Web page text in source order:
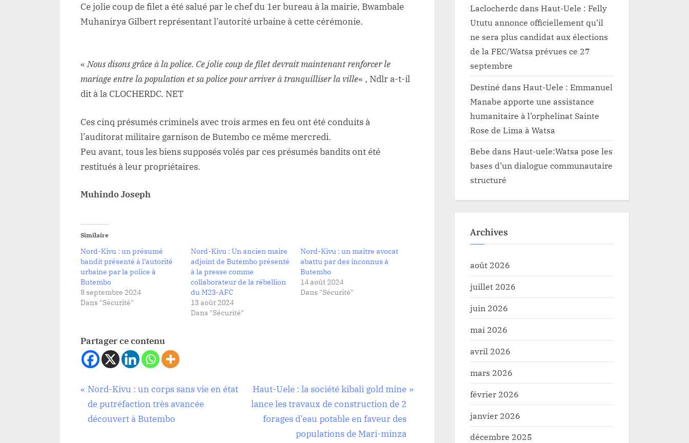
Ce jolie coup de filet a été salué par le chef du 1er bureau à la mairie, Bwambale
Muhanirya Gilbert représentant l’autorité urbaine à cette cérémonie.
«Nous disons grâce à la police. Ce jolie coup de filet devrait maintenant renforcer le
mariage entre la population et sa police pour arriver à tranquilliser la ville« , Ndlr a-t-il
dit à la CLOCHERDC. NET
Ces cinq présumés criminels avec trois armes en feu ont été conduits à
l’auditorat militaire garnison de Butembo ce même mercredi.
Peu avant, tous les biens supposés volés par ces présumés bandits ont été
restitués à leur propriétaires.
Muhindo Joseph
Similaire
Nord-Kivu : un présumé
bandit présenté à l’autorité
urbaine par la police à
Butembo
8 septembre 2024
Dans "Sécurité"
Nord-Kivu : Un ancien maire
adjoint de Butembo présenté
à la presse comme
collaborateur de la rébellion
du M23-AFC
13 août 2024
Dans "Sécurité"
Nord-Kivu : un maitre avocat
abattu par des inconnus à
Butembo
14 août 2024
Dans "Sécurité"
Partager ce contenu
Sécurité
Navigation
de
P
r
e
Nord-Kivu : un corps sans vie en état
de putréfaction très avancée
découvert à Butembo
N
e
Haut-Uele : la société kibali gold mine
lance les travaux de construction de 2
forages d’eau potable en faveur des
populations de Mari-minza
Laclocherdcdans Haut-Uele : Felly
Ututu annonce officiellement qu’il
ne sera plus candidat aux élections
de la FEC/Watsa prévues ce 27
septembre
Destiné dans Haut-Uele : Emmanuel
Manabe apporte une assistance
humanitaire à l’orphelinat Sainte
Rose de Lima à Watsa
Bebe dans Haut-uele:Watsa pose les
bases d’un dialogue communautaire
structuré
Archives
août 2026
juillet 2026
juin 2026
mai 2026
avril 2026
mars 2026
février 2026
janvier 2026
décembre 2025